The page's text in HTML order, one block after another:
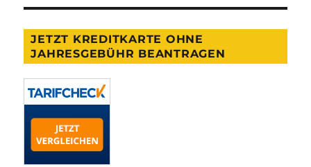
JETZT KREDITKARTE OHNE
JAHRESGEBÜHR BEANTRAGEN